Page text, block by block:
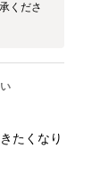
くださ
たくなり